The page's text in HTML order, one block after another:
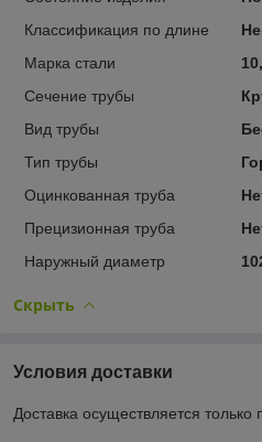
Классификация по длине
Марка стали
Сечение трубы
Вид трубы
Тип трубы
Оцинкованная труба
Прецизионная труба
Наружный диаметр
Скрыть
Условия доставки
Доставка осуществляется только